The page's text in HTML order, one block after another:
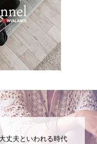
丈夫といわれる時代